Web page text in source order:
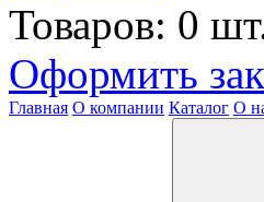
Товаров: 0
Оформить
Главная О компании Каталог О